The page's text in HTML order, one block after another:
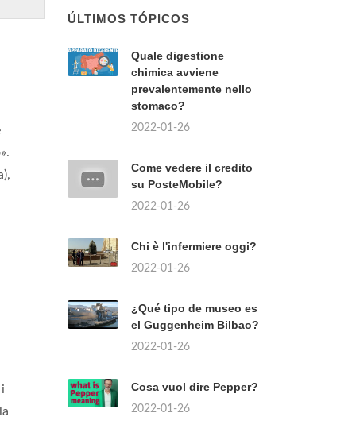
ÚLTIMOS TÓPICOS
Quale digestione
chimica avviene
prevalentemente nello
stomaco?
2022-01-26
Come vedere il credito
su PosteMobile?
2022-01-26
Chi è l'infermiere oggi?
2022-01-26
¿Qué tipo de museo es
el Guggenheim Bilbao?
2022-01-26
Cosa vuol dire Pepper?
2022-01-26